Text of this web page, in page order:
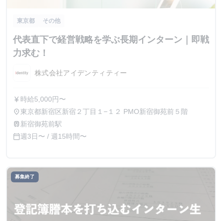
東京都 その他
代表直下で経営戦略を学ぶ長期インターン｜即戦
力求む！
株式会社アイデンティティー
currency_yen 時給5,000円〜
place東京都新宿区新宿２丁目１−１２ PMO新宿御苑前５階
train 新宿御苑前駅
calendar_today週3日〜 / 週15時間〜
募集終了